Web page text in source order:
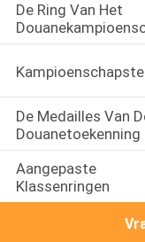
De Ring Van Het
De Medailles Van
Douanetoekenning
Aangepaste
Klassenringen